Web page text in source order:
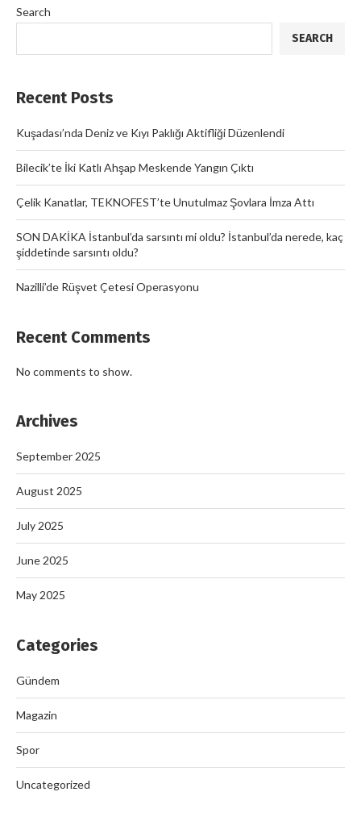
Search
SEARCH
Recent Posts
Kuşadası’nda Deniz ve Kıyı Paklığı Aktifliği Düzenlendi
Bilecik’te İki Katlı Ahşap Meskende Yangın Çıktı
Çelik Kanatlar, TEKNOFEST’te Unutulmaz Şovlara İmza Attı
SON DAKİKA İstanbul’da sarsıntı mi oldu? İstanbul’da nerede, kaç
şiddetinde sarsıntı oldu?
Nazilli’de Rüşvet Çetesi Operasyonu
Recent Comments
No comments to show.
Archives
September 2025
August 2025
July 2025
June 2025
May 2025
Categories
Gündem
Magazin
Spor
Uncategorized